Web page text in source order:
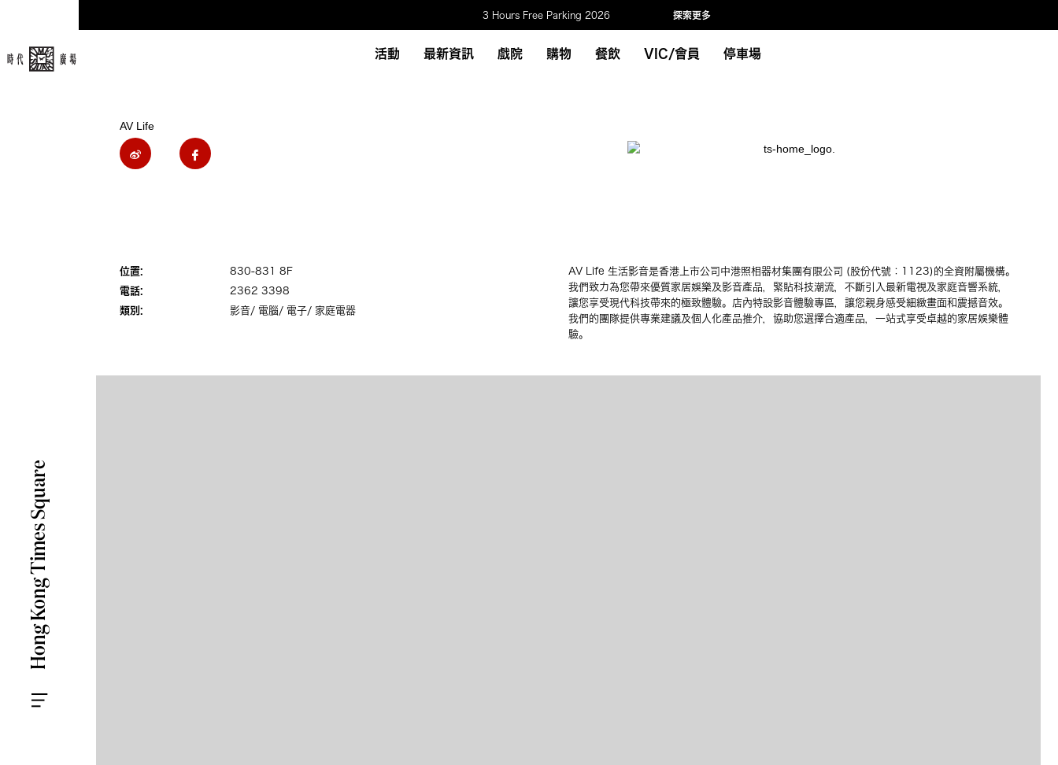
3 Hours Free Parking 2026 探索更多
活動 最新資訊 戲院 購物 餐飲 VIC/會員 停車場
AV Life
位置:
830-831 8F
電話:
2362 3398
類別:
影音/ 電腦/ 電子/ 家庭電器
AV Life 生活影音是香港上市公司中港照相器材集團有限公司 (股份代號：1123)的全資附屬機構。
我們致力為您帶來優質家居娛樂及影音產品，緊貼科技潮流，不斷引入最新電視及家庭音響系統，
讓您享受現代科技帶來的極致體驗。店內特設影音體驗專區，讓您親身感受細緻畫面和震撼音效。
我們的團隊提供專業建議及個人化產品推介，協助您選擇合適產品，一站式享受卓越的家居娛樂體
驗。